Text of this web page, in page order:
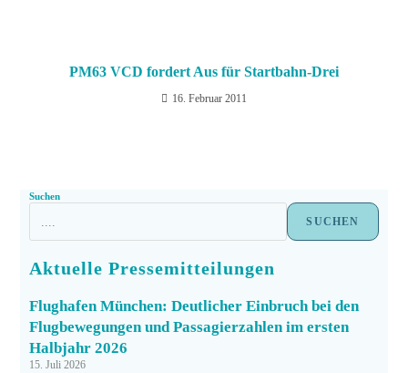
PM63 VCD fordert Aus für Startbahn-Drei
16. Februar 2011
Suchen
SUCHEN
Aktuelle Pressemitteilungen
Flughafen München: Deutlicher Einbruch bei den
Flugbewegungen und Passagierzahlen im ersten
Halbjahr 2026
15. Juli 2026